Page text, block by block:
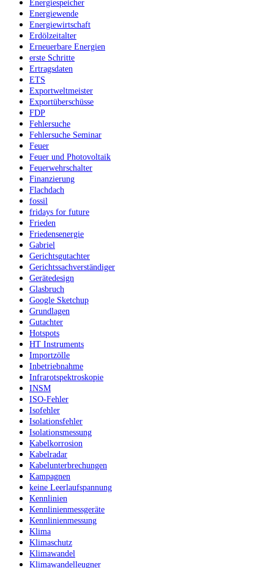
Energiespeicher
Energiewende
Energiewirtschaft
Erdölzeitalter
Erneuerbare Energien
erste Schritte
Ertragsdaten
ETS
Exportweltmeister
Exportüberschüsse
FDP
Fehlersuche
Fehlersuche Seminar
Feuer
Feuer und Photovoltaik
Feuerwehrschalter
Finanzierung
Flachdach
fossil
fridays for future
Frieden
Friedensenergie
Gabriel
Gerichtsgutachter
Gerichtssachverständiger
Gerätedesign
Glasbruch
Google Sketchup
Grundlagen
Gutachter
Hotspots
HT Instruments
Importzölle
Inbetriebnahme
Infrarotspektroskopie
INSM
ISO-Fehler
Isofehler
Isolationsfehler
Isolationsmessung
Kabelkorrosion
Kabelradar
Kabelunterbrechungen
Kampagnen
keine Leerlaufspannung
Kennlinien
Kennlinienmessgeräte
Kennlinienmessung
Klima
Klimaschutz
Klimawandel
Klimawandelleugner